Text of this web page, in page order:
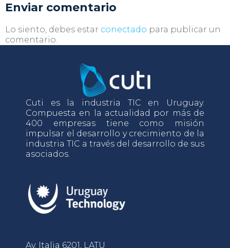
Enviar comentario
Lo siento, debes estar conectado para publicar un
comentario.
Cuti es la industria TIC en Uruguay.
Compuesta en la actualidad por más de
400 empresas tiene como misión
impulsar el desarrollo y crecimiento de la
industria TIC a través del desarrollo de sus
asociados.
Av. Italia 6201, LATU